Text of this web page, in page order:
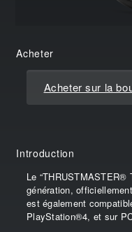
Acheter
Acheter sur la
Introduction
Le “THRUSTMASTER®
génération,
est également
PlayStation®4, et sur